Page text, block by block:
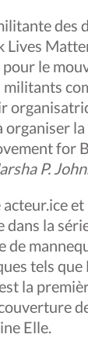
des
Lives
le
organiser
for
P.
dans la
tels
la
Elle.